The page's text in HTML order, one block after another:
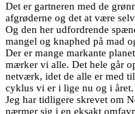
Det er gartneren med de
afgrøderne og det at være
Og den her udfordrende
mangel og knaphed på mad
Der er mange markante
mærker vi alle. Det hele går
netværk, idet de alle er med
cyklus vi er i lige nu og i året.
Jeg har tidligere skrevet om
nærmer sig i en eksakt